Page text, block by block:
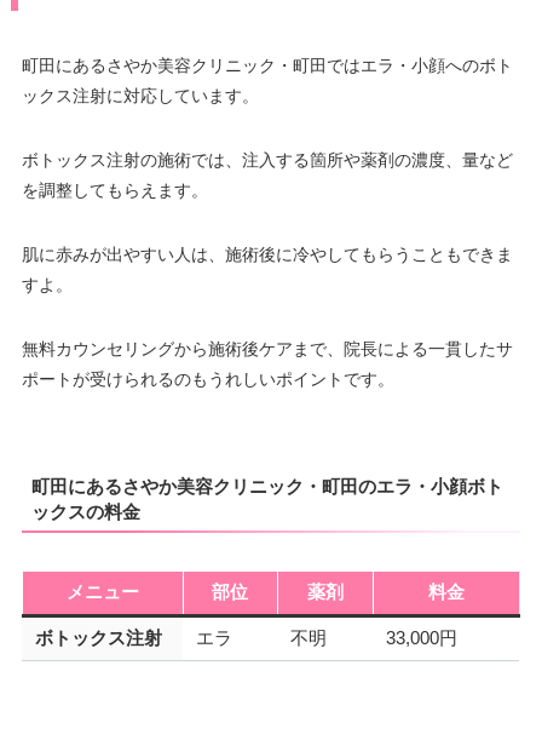
町田にあるさやか美容クリニック・町田ではエラ・小顔へのボト
ックス注射に対応しています。
ボトックス注射の施術では、注入する箇所や薬剤の濃度、量など
を調整してもらえます。
肌に赤みが出やすい人は、施術後に冷やしてもらうこともできま
すよ。
無料カウンセリングから施術後ケアまで、院長による一貫したサ
ポートが受けられるのもうれしいポイントです。
町田にあるさやか美容クリニック・町田のエラ・小顔ボト
ックスの料金
メニュー 部位 薬剤 料金
ボトックス注射 エラ 不明 33,000円